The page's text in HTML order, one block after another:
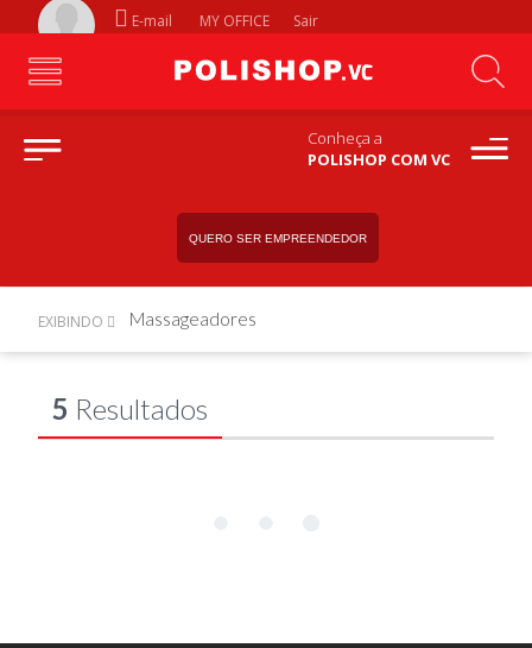
E-mail MY OFFICE Sair
Conheça a
POLISHOP COM VC
QUERO SER EMPREENDEDOR
EXIBINDO Massageadores
5 Resultados